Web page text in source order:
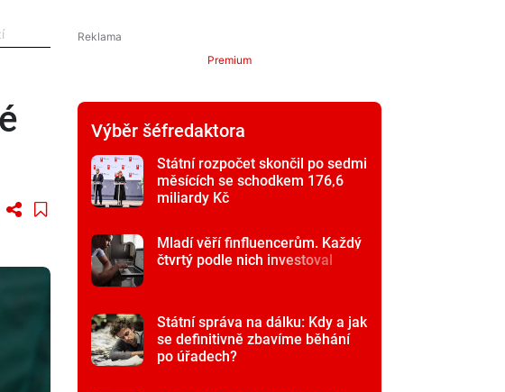
Premium
Výběr šéfredaktora
Státní rozpočet skončil po sedmi
měsících se schodkem 176,6
miliardy Kč
Mladí věří finfluencerům. Každý
čtvrtý podle nich investoval
Státní správa na dálku: Kdy a jak
se definitivně zbavíme běhání
po úřadech?